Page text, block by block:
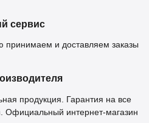
сервис
принимаем и доставляем заказы
продукция. Гарантия на все
Официальный интернет-магазин